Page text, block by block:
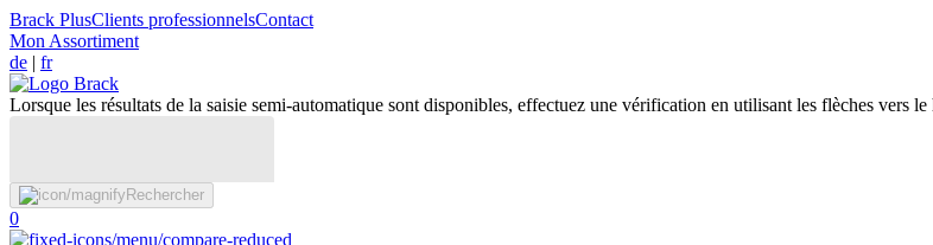
Brack PlusClients professionnelsContact
Mon Assortiment
de | fr
Lorsque les résultats de la saisie semi-automatique sont disponibles, effectuez une vérification en utilisant les flèches vers
Rechercher
0